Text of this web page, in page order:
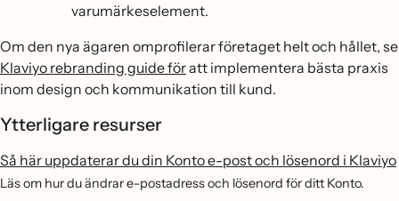
varumärkeselement.
Om den nya ägaren omprofilerar företaget helt och hållet, se
Klaviyo rebranding guide föratt implementera bästa praxis
inom design och kommunikation till kund.
Ytterligare resurser
Så här uppdaterar du din Konto e-post och lösenord i Klaviyo
Läs om hur du ändrar e-postadress och lösenord för ditt Konto.